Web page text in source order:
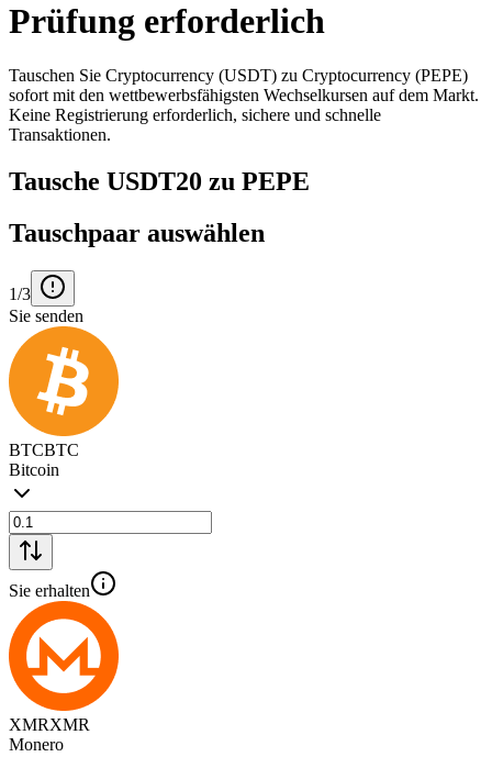
Prüfung erforderlich
Tauschen Sie Cryptocurrency (USDT) zu Cryptocurrency (PEPE)
sofort mit den wettbewerbsfähigsten Wechselkursen auf dem Markt.
Keine Registrierung erforderlich, sichere und schnelle
Transaktionen.
Tausche USDT20 zu PEPE
Tauschpaar auswählen
1/3
Sie senden
BTCBTC
Bitcoin
Sie erhalten
XMRXMR
Monero